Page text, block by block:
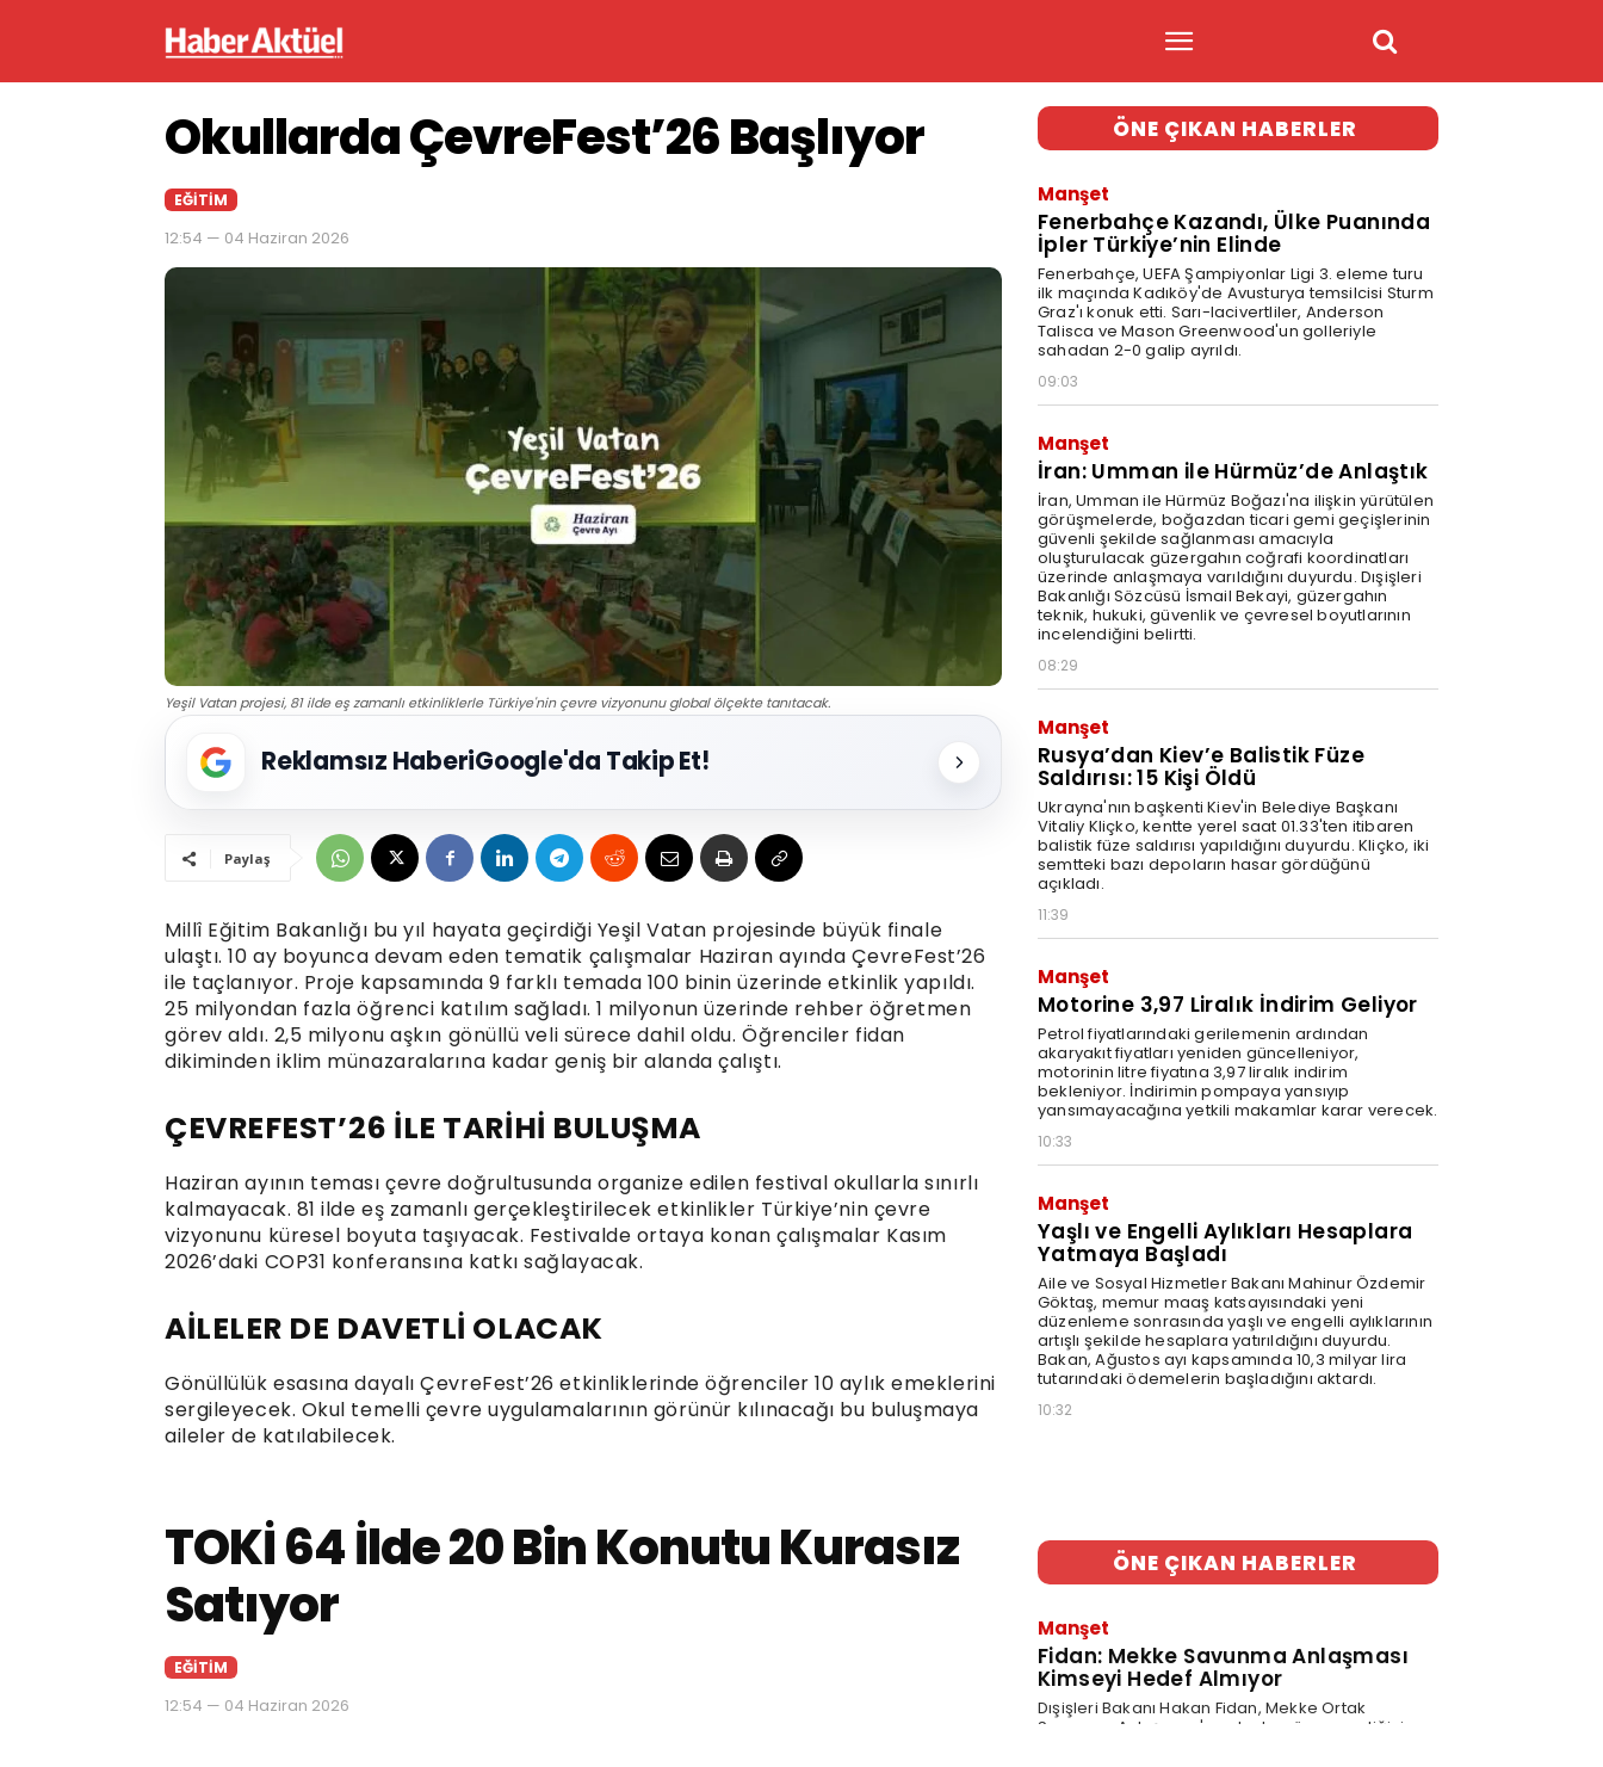
Okullarda ÇevreFest’26 Başlıyor
EĞITIM
12:54 — 04 Haziran 2026
Yeşil Vatan projesi, 81 ilde eş zamanlı etkinliklerle Türkiye'nin çevre vizyonunu global ölçekte tanıtacak.
Reklamsız HaberiGoogle'da Takip Et!
Paylaş
Millî Eğitim Bakanlığı bu yıl hayata geçirdiği Yeşil Vatan projesinde büyük finale
ulaştı. 10 ay boyunca devam eden tematik çalışmalar Haziran ayında ÇevreFest’26
ile taçlanıyor. Proje kapsamında 9 farklı temada 100 binin üzerinde etkinlik yapıldı.
25 milyondan fazla öğrenci katılım sağladı. 1 milyonun üzerinde rehber öğretmen
görev aldı. 2,5 milyonu aşkın gönüllü veli sürece dahil oldu. Öğrenciler fidan
dikiminden iklim münazaralarına kadar geniş bir alanda çalıştı.
ÇEVREFEST’26 İLE TARİHİ BULUŞMA
Haziran ayının teması çevre doğrultusunda organize edilen festival okullarla sınırlı
kalmayacak. 81 ilde eş zamanlı gerçekleştirilecek etkinlikler Türkiye’nin çevre
vizyonunu küresel boyuta taşıyacak. Festivalde ortaya konan çalışmalar Kasım
2026’daki COP31 konferansına katkı sağlayacak.
AİLELER DE DAVETLİ OLACAK
Gönüllülük esasına dayalı ÇevreFest’26 etkinliklerinde öğrenciler 10 aylık emeklerini
sergileyecek. Okul temelli çevre uygulamalarının görünür kılınacağı bu buluşmaya
aileler de katılabilecek.
ÖNE ÇIKAN HABERLER
Manşet
Fenerbahçe Kazandı, Ülke Puanında
İpler Türkiye’nin Elinde
Fenerbahçe, UEFA Şampiyonlar Ligi 3. eleme turu
ilk maçında Kadıköy'de Avusturya temsilcisi Sturm
Graz'ı konuk etti. Sarı-lacivertliler, Anderson
Talisca ve Mason Greenwood'un golleriyle
sahadan 2-0 galip ayrıldı.
09:03
Manşet
İran: Umman ile Hürmüz’de Anlaştık
İran, Umman ile Hürmüz Boğazı'na ilişkin yürütülen
görüşmelerde, boğazdan ticari gemi geçişlerinin
güvenli şekilde sağlanması amacıyla
oluşturulacak güzergahın coğrafi koordinatları
üzerinde anlaşmaya varıldığını duyurdu. Dışişleri
Bakanlığı Sözcüsü İsmail Bekayi, güzergahın
teknik, hukuki, güvenlik ve çevresel boyutlarının
incelendiğini belirtti.
08:29
Manşet
Rusya’dan Kiev’e Balistik Füze
Saldırısı: 15 Kişi Öldü
Ukrayna'nın başkenti Kiev'in Belediye Başkanı
Vitaliy Kliçko, kentte yerel saat 01.33'ten itibaren
balistik füze saldırısı yapıldığını duyurdu. Kliçko, iki
semtteki bazı depoların hasar gördüğünü
açıkladı.
11:39
Manşet
Motorine 3,97 Liralık İndirim Geliyor
Petrol fiyatlarındaki gerilemenin ardından
akaryakıt fiyatları yeniden güncelleniyor,
motorinin litre fiyatına 3,97 liralık indirim
bekleniyor. İndirimin pompaya yansıyıp
yansımayacağına yetkili makamlar karar verecek.
10:33
Manşet
Yaşlı ve Engelli Aylıkları Hesaplara
Yatmaya Başladı
Aile ve Sosyal Hizmetler Bakanı Mahinur Özdemir
Göktaş, memur maaş katsayısındaki yeni
düzenleme sonrasında yaşlı ve engelli aylıklarının
artışlı şekilde hesaplara yatırıldığını duyurdu.
Bakan, Ağustos ayı kapsamında 10,3 milyar lira
tutarındaki ödemelerin başladığını aktardı.
10:32